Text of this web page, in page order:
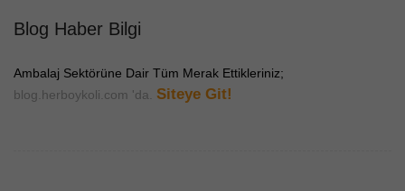
Blog Haber Bilgi
Ambalaj Sektörüne Dair Tüm Merak Ettikleriniz;
blog.herboykoli.com 'da.
Siteye Git!